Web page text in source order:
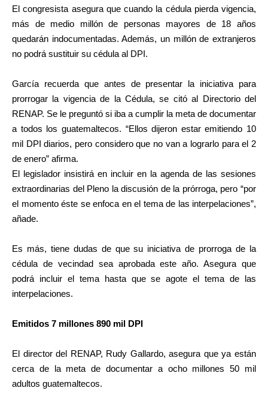
El congresista asegura que cuando la cédula pierda vigencia,
más de medio millón de personas mayores de 18 años
quedarán indocumentadas. Además, un millón de extranjeros
no podrá sustituir su cédula al DPI.
García recuerda que antes de presentar la iniciativa para
prorrogar la vigencia de la Cédula, se citó al Directorio del
RENAP. Se le preguntó si iba a cumplir la meta de documentar
a todos los guatemaltecos. “Ellos dijeron estar emitiendo 10
mil DPI diarios, pero considero que no van a lograrlo para el 2
de enero” afirma.
El legislador insistirá en incluir en la agenda de las sesiones
extraordinarias del Pleno la discusión de la prórroga, pero “por
el momento éste se enfoca en el tema de las interpelaciones”,
añade.
Es más, tiene dudas de que su iniciativa de prorroga de la
cédula de vecindad sea aprobada este año. Asegura que
podrá incluir el tema hasta que se agote el tema de las
interpelaciones.
Emitidos 7 millones 890 mil DPI
El director del RENAP, Rudy Gallardo, asegura que ya están
cerca de la meta de documentar a ocho millones 50 mil
adultos guatemaltecos.